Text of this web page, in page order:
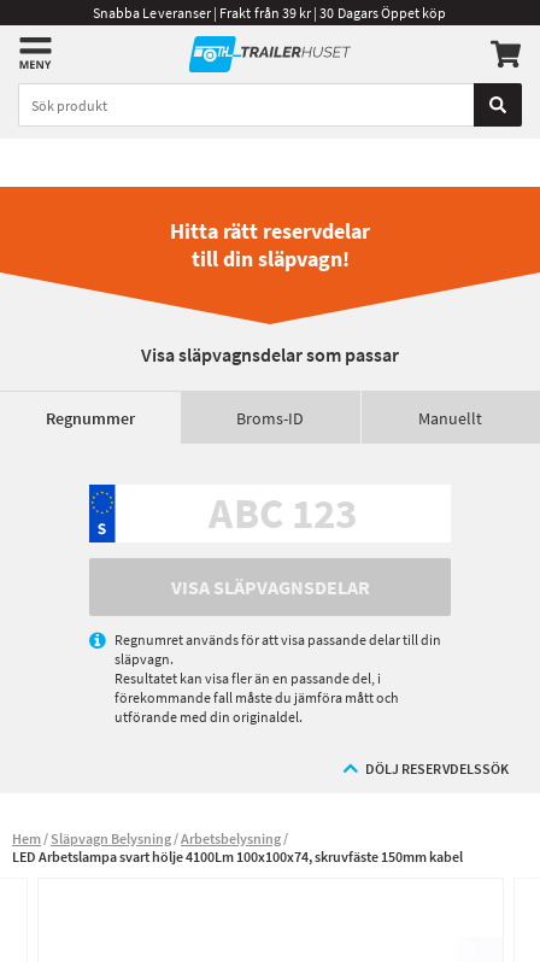
Snabba Leveranser | Frakt från 39 kr | 30 Dagars Öppet köp
Hitta rätt reservdelar
till din släpvagn!
Visa släpvagnsdelar som passar
Regnummer Broms-ID Manuellt
VISA SLÄPVAGNSDELAR
Regnumret används för att visa passande delar till din
släpvagn.
Resultatet kan visa fler än en passande del, i
förekommande fall måste du jämföra mått och
utförande med din originaldel.
DÖLJ RESERVDELSSÖK
Hem Släpvagn Belysning Arbetsbelysning
LED Arbetslampa svart hölje 4100Lm 100x100x74, skruvfäste 150mm kabel